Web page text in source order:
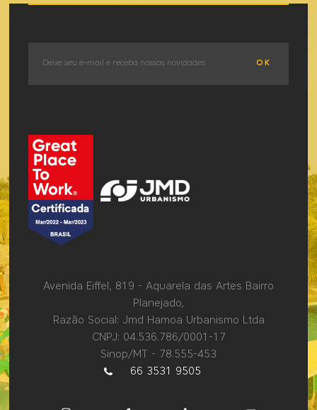
OK
Avenida Eiffel, 819 - Aquarela das Artes Bairro
Planejado,
Razão Social: Jmd Hamoa Urbanismo Ltda
CNPJ: 04.536.786/0001-17
Sinop/MT - 78.555-453
66 3531 9505